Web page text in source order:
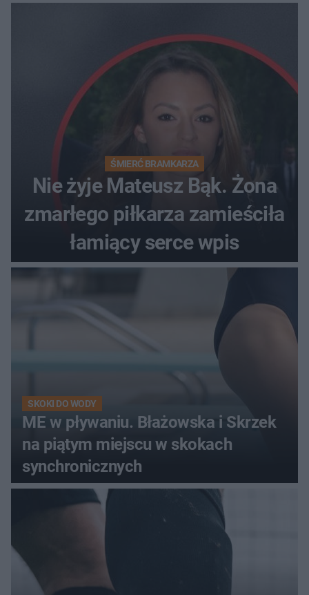
ŚMIERĆ BRAMKARZA
Nie żyje Mateusz Bąk. Żona
zmarłego piłkarza zamieściła
łamiący serce wpis
SKOKI DO WODY
ME w pływaniu. Błażowska i Skrzek
na piątym miejscu w skokach
synchronicznych